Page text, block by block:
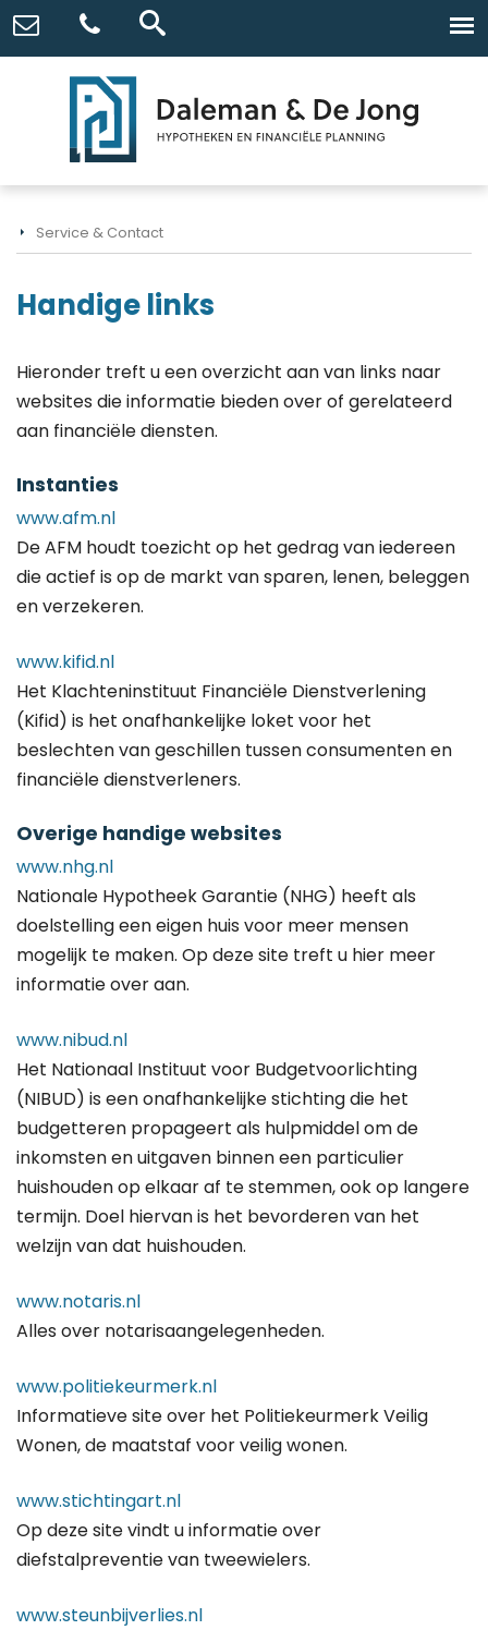
Service & Contact
Handige links
Hieronder treft u een overzicht aan van links naar
websites die informatie bieden over of gerelateerd
aan financiële diensten.
Instanties
www.afm.nl
De AFM houdt toezicht op het gedrag van iedereen
die actief is op de markt van sparen, lenen, beleggen
en verzekeren.
www.kifid.nl
Het Klachteninstituut Financiële Dienstverlening
(Kifid) is het onafhankelijke loket voor het
beslechten van geschillen tussen consumenten en
financiële dienstverleners.
Overige handige websites
www.nhg.nl
Nationale Hypotheek Garantie (NHG) heeft als
doelstelling een eigen huis voor meer mensen
mogelijk te maken. Op deze site treft u hier meer
informatie over aan.
www.nibud.nl
Het Nationaal Instituut voor Budgetvoorlichting
(NIBUD) is een onafhankelijke stichting die het
budgetteren propageert als hulpmiddel om de
inkomsten en uitgaven binnen een particulier
huishouden op elkaar af te stemmen, ook op langere
termijn. Doel hiervan is het bevorderen van het
welzijn van dat huishouden.
www.notaris.nl
Alles over notarisaangelegenheden.
www.politiekeurmerk.nl
Informatieve site over het Politiekeurmerk Veilig
Wonen, de maatstaf voor veilig wonen.
www.stichtingart.nl
Op deze site vindt u informatie over
diefstalpreventie van tweewielers.
www.steunbijverlies.nl